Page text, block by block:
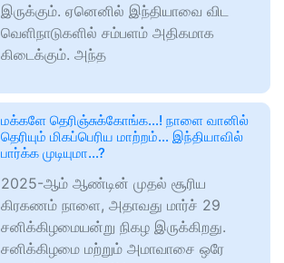
இருக்கும். ஏனெனில் இந்தியாவை விட
வெளிநாடுகளில் சம்பளம் அதிகமாக
கிடைக்கும். அந்த
மக்களே தெரிஞ்சுக்கோங்க…! நாளை வானில்
தெரியும் மிகப்பெரிய மாற்றம்… இந்தியாவில்
பார்க்க முடியுமா…?
2025-ஆம் ஆண்டின் முதல் சூரிய
கிரகணம் நாளை, அதாவது மார்ச் 29
சனிக்கிழமையன்று நிகழ இருக்கிறது.
சனிக்கிழமை மற்றும் அமாவாசை ஒரே